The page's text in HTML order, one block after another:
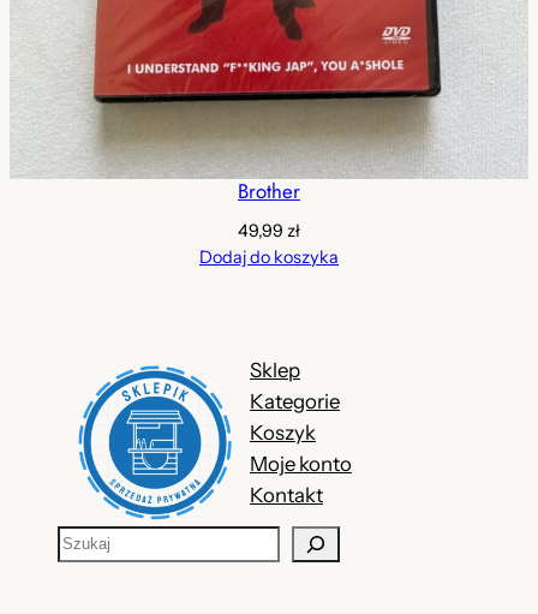
Brother
49,99 zł
Dodaj do koszyka
Sklep
Kategorie
Koszyk
Moje konto
Kontakt
S